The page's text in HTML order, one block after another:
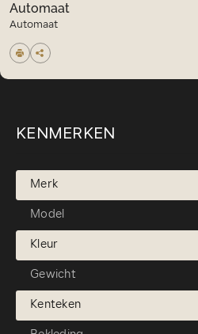
Automaat
Automaat
KENMERKEN
Merk
Model
Kleur
Gewicht
Kenteken